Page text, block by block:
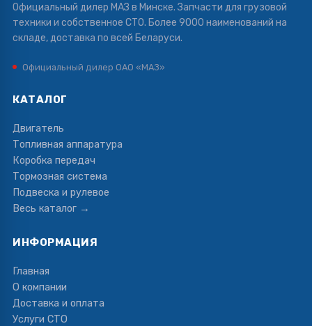
Официальный дилер МАЗ в Минске. Запчасти для грузовой
техники и собственное СТО. Более 9000 наименований на
складе, доставка по всей Беларуси.
Официальный дилер ОАО «МАЗ»
КАТАЛОГ
Двигатель
Топливная аппаратура
Коробка передач
Тормозная система
Подвеска и рулевое
Весь каталог →
ИНФОРМАЦИЯ
Главная
О компании
Доставка и оплата
Услуги СТО